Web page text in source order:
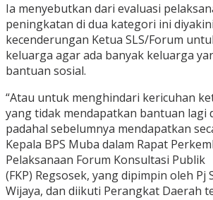
Ia menyebutkan dari evaluasi
peningkatan di dua kategori ini
kecenderungan Ketua SLS/Forum
keluarga agar ada banyak keluarga
bantuan sosial.
“Atau untuk menghindari kericuhan
yang tidak mendapatkan bantuan lagi
padahal sebelumnya mendapatkan
Kepala BPS Muba dalam Rapat
Pelaksanaan Forum Konsultasi Publik
(FKP) Regsosek, yang dipimpin oleh Pj
Wijaya, dan diikuti Perangkat Daerah